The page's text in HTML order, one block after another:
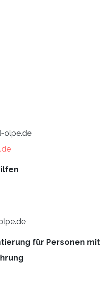
olpe.de
für Personen mit